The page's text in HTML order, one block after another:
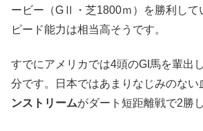
ービー（GⅡ・芝1800ｍ）を勝利して
ピード能力は相当高そうです。
すでにアメリカでは4頭のGI馬を輩出
分です。日本ではあまりなじみのない
ンストリームがダート短距離戦で2勝